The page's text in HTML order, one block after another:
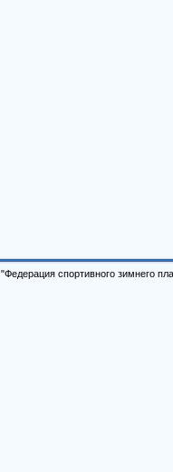
спортивного зимнего